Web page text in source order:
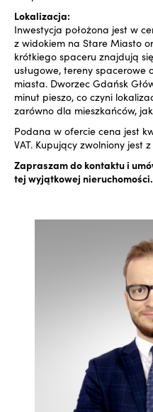
Lokalizacja:
Inwestycja położona jest w
z widokiem na Stare Miasto
krótkiego spaceru znajdują
usługowe, tereny
miasta. Dworzec Gdańsk
minut pieszo, co czyni
zarówno dla mieszkańców,
Podana w ofercie cena jest
VAT. Kupujący zwolniony jest
Zapraszam do kontaktu i
tej wyjątkowej nieruchomości.